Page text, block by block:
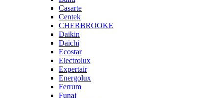
Casarte
Centek
CHERBROOKE
Daikin
Daichi
Ecostar
Electrolux
Expertair
Energolux
Ferrum
Funai